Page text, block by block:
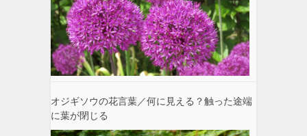
オジギソウの花言葉／何に見える？触った途端
に葉が閉じる